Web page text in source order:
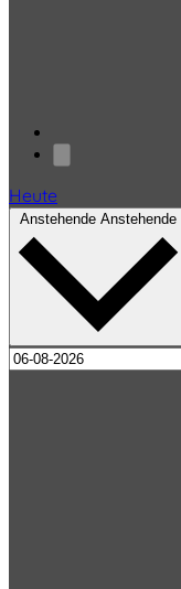
Heute
Anstehende Anstehende